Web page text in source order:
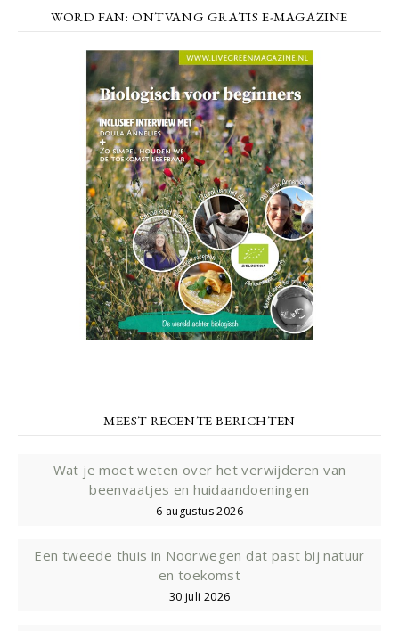
WORD FAN: ONTVANG GRATIS E-MAGAZINE
MEEST RECENTE BERICHTEN
Wat je moet weten over het verwijderen van
beenvaatjes en huidaandoeningen
6 augustus 2026
Een tweede thuis in Noorwegen dat past bij natuur
en toekomst
30 juli 2026